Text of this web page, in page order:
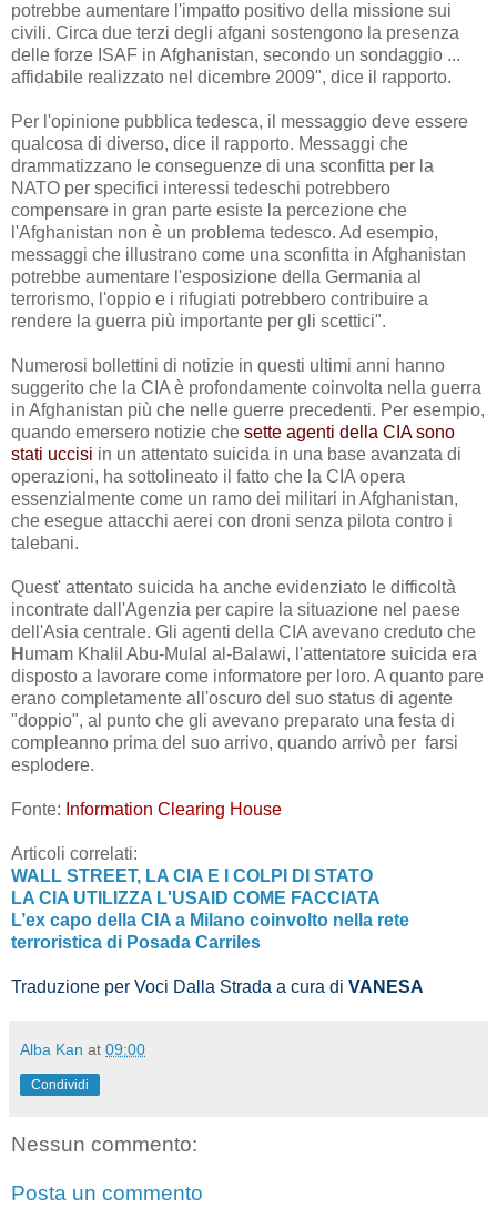
potrebbe aumentare l'impatto positivo della missione sui
civili. Circa due terzi degli afgani sostengono la presenza
delle forze ISAF in Afghanistan, secondo un sondaggio ...
affidabile realizzato nel dicembre 2009", dice il rapporto.
Per l'opinione pubblica tedesca, il messaggio deve essere
qualcosa di diverso, dice il rapporto. Messaggi che
drammatizzano le conseguenze di una sconfitta per la
NATO per specifici interessi tedeschi potrebbero
compensare in gran parte esiste la percezione che
l'Afghanistan non è un problema tedesco. Ad esempio,
messaggi che illustrano come una sconfitta in Afghanistan
potrebbe aumentare l'esposizione della Germania al
terrorismo, l'oppio e i rifugiati potrebbero contribuire a
rendere la guerra più importante per gli scettici".
Numerosi bollettini di notizie in questi ultimi anni hanno
suggerito che la CIA è profondamente coinvolta nella guerra
in Afghanistan più che nelle guerre precedenti. Per esempio,
quando emersero notizie che sette agenti della CIA sono
stati uccisi in un attentato suicida in una base avanzata di
operazioni, ha sottolineato il fatto che la CIA opera
essenzialmente come un ramo dei militari in Afghanistan,
che esegue attacchi aerei con droni senza pilota contro i
talebani.
Quest' attentato suicida ha anche evidenziato le difficoltà
incontrate dall'Agenzia per capire la situazione nel paese
dell'Asia centrale. Gli agenti della CIA avevano creduto che
H umam Khalil Abu-Mulal al-Balawi, l'attentatore suicida era
disposto a lavorare come informatore per loro. A quanto pare
erano completamente all'oscuro del suo status di agente
"doppio", al punto che gli avevano preparato una festa di
compleanno prima del suo arrivo, quando arrivò per farsi
esplodere.
Fonte: Information Clearing House
Articoli correlati:
WALL STREET, LA CIA E I COLPI DI STATO
LA CIA UTILIZZA L'USAID COME FACCIATA
L’ex capo della CIA a Milano coinvolto nella rete
terroristica di Posada Carriles
Traduzione per Voci Dalla Strada a cura di VANESA
Alba Kan at 09:00
Condividi
Nessun commento:
Posta un commento